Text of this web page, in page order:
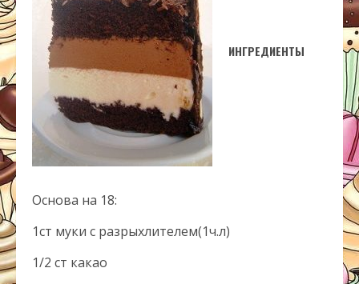
ИНГРЕДИЕНТЫ
Основа на 18:
1ст муки с разрыхлителем(1ч.л)
1/2 ст какао